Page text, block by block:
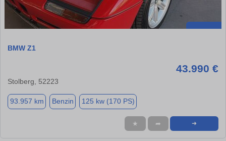
BMW Z1
43.990 €
Stolberg, 52223
93.957 km Benzin 125 kw (170 PS)
★ ➦ ➜